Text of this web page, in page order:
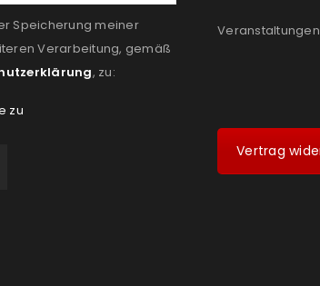
Speicherung meiner
Verarbeitung, gemäß
, zu:
zu
Veranstaltungen
Vertrag